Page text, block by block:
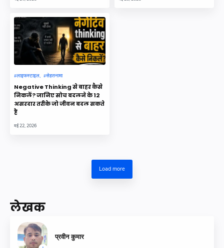
लाइफस्टाइल सेहतनामा
Negative Thinking से बाहर कैसे
निकलें? जानिए सोच बदलने के 12
असरदार तरीके जो जीवन बदल सकते
हैं
मई 22, 2026
Load more
लेखक
प्रवीन कुमार